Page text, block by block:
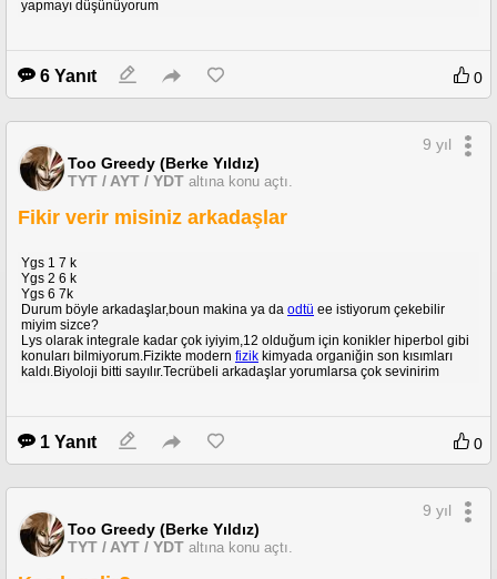
yapmayı düşünüyorum
6 Yanıt 0
Too Greedy (Berke Yıldız)
TYT / AYT / YDT altına konu açtı.
9 yıl
Fikir verir misiniz arkadaşlar
Ygs 1 7 k
Ygs 2 6 k
Ygs 6 7k
Durum böyle arkadaşlar,boun makina ya da odtü ee istiyorum çekebilir
miyim sizce?
Lys olarak integrale kadar çok iyiyim,12 olduğum için konikler hiperbol gibi
konuları bilmiyorum.Fizikte modern fizik kimyada organiğin son kısımları
kaldı.Biyoloji bitti sayılır.Tecrübeli arkadaşlar yorumlarsa çok sevinirim
1 Yanıt 0
Too Greedy (Berke Yıldız)
TYT / AYT / YDT altına konu açtı.
9 yıl